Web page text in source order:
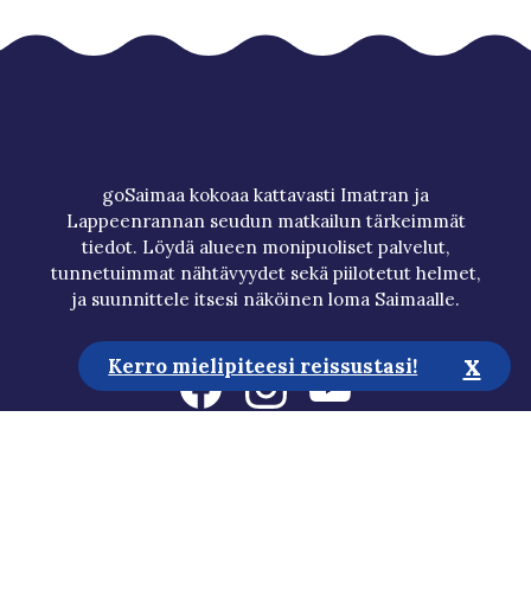
goSaimaa kokoaa kattavasti Imatran ja
Lappeenrannan seudun matkailun tärkeimmät
tiedot. Löydä alueen monipuoliset palvelut,
tunnetuimmat nähtävyydet sekä piilotetut helmet,
ja suunnittele itsesi näköinen loma Saimaalle.
Kerro mielipiteesi reissustasi! x